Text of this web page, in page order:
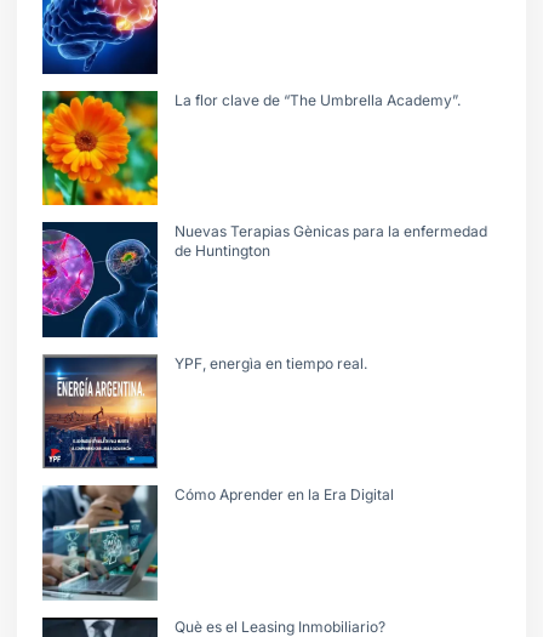
La flor clave de “The Umbrella Academy”.
Nuevas Terapias Gènicas para la enfermedad
de Huntington
YPF, energìa en tiempo real.
Cómo Aprender en la Era Digital
Què es el Leasing Inmobiliario?